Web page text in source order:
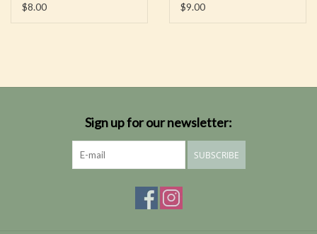
$8.00
$9.00
Sign up for our newsletter:
SUBSCRIBE